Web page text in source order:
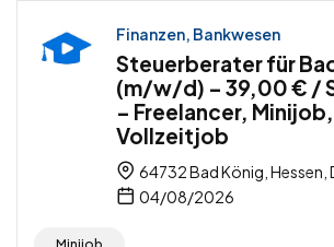
Finanzen, Bankwesen
Steuerberater für
(m/w/d) – 39,00 € /
– Freelancer, Minijob,
Vollzeitjob
64732 Bad König, Hessen,
04/08/2026